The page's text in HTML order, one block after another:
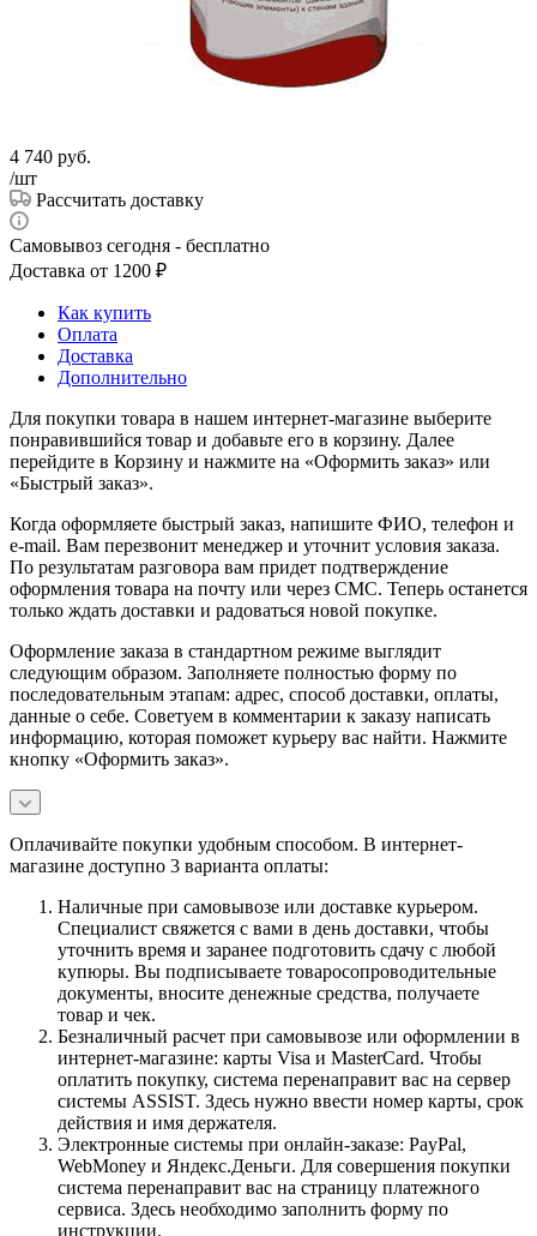
4 740 руб.
/шт
Рассчитать доставку
Самовывоз сегодня - бесплатно
Доставка от 1200 ₽
Как купить
Оплата
Доставка
Дополнительно
Для покупки товара в нашем интернет-магазине выберите
понравившийся товар и добавьте его в корзину. Далее
перейдите в Корзину и нажмите на «Оформить заказ» или
«Быстрый заказ».
Когда оформляете быстрый заказ, напишите ФИО, телефон и
e-mail. Вам перезвонит менеджер и уточнит условия заказа.
По результатам разговора вам придет подтверждение
оформления товара на почту или через СМС. Теперь останется
только ждать доставки и радоваться новой покупке.
Оформление заказа в стандартном режиме выглядит
следующим образом. Заполняете полностью форму по
последовательным этапам: адрес, способ доставки, оплаты,
данные о себе. Советуем в комментарии к заказу написать
информацию, которая поможет курьеру вас найти. Нажмите
кнопку «Оформить заказ».
Оплачивайте покупки удобным способом. В интернет-
магазине доступно 3 варианта оплаты:
Наличные при самовывозе или доставке курьером.
Специалист свяжется с вами в день доставки, чтобы
уточнить время и заранее подготовить сдачу с любой
купюры. Вы подписываете товаросопроводительные
документы, вносите денежные средства, получаете
товар и чек.
Безналичный расчет при самовывозе или оформлении в
интернет-магазине: карты Visa и MasterCard. Чтобы
оплатить покупку, система перенаправит вас на сервер
системы ASSIST. Здесь нужно ввести номер карты, срок
действия и имя держателя.
Электронные системы при онлайн-заказе: PayPal,
WebMoney и Яндекс.Деньги. Для совершения покупки
система перенаправит вас на страницу платежного
сервиса. Здесь необходимо заполнить форму по
инструкции.